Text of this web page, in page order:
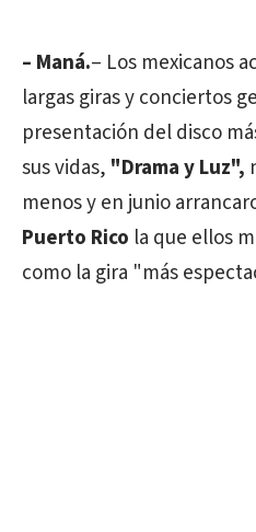
– Maná.– Los mexicanos
largas giras y conciertos
presentación del disco
sus vidas, "Drama y Luz",
menos y en junio
Puerto Rico la que ellos
como la gira "más